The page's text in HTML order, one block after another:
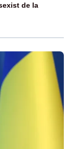
de la